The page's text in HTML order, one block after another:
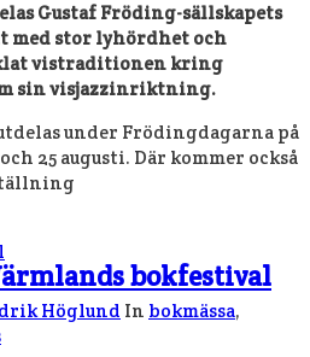
Gustaf Fröding-sällskapets
med stor lyhördhet och
vistraditionen kring
sin visjazzinriktning.
under Frödingdagarna på
25 augusti. Där kommer också
bokfestival
Höglund In bokmässa,